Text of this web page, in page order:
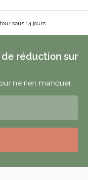
sous 14 jours
de réduction sur
ne rien manquer.